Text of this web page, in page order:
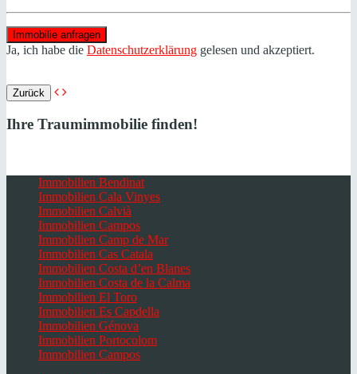
Ja, ich habe die Datenschutzerklärung gelesen und akzeptiert.
Zurück
Ihre Traumimmobilie finden!
Immobilien Bendinat
Immobilien Cala Vinyes
Immobilien Calvià
Immobilien Campos
Immobilien Camp de Mar
Immobilien Cas Catala
Immobilien Costa d’en Blanes
Immobilien Costa de la Calma
Immobilien El Toro
Immobilien Es Capdella
Immobilien Génova
Immobilien Portocolom
Immobilien Campos